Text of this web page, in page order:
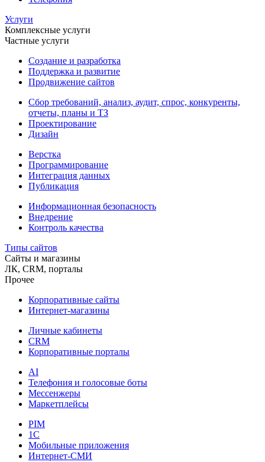
Услуги
Комплексные услуги
Частные услуги
Создание и разработка
Поддержка и развитие
Продвижение сайтов
Сбор требований, анализ, аудит, спрос, конкуренты,
отчеты, планы и ТЗ
Проектирование
Дизайн
Верстка
Программирование
Интеграция данных
Публикация
Информационная безопасность
Внедрение
Контроль качества
Типы сайтов
Сайты и магазины
ЛК, CRM, порталы
Прочее
Корпоративные сайты
Интернет-магазины
Личные кабинеты
CRM
Корпоративные порталы
AI
Телефония и голосовые боты
Мессенжеры
Маркетплейсы
PIM
1C
Мобильные приложения
Интернет-СМИ